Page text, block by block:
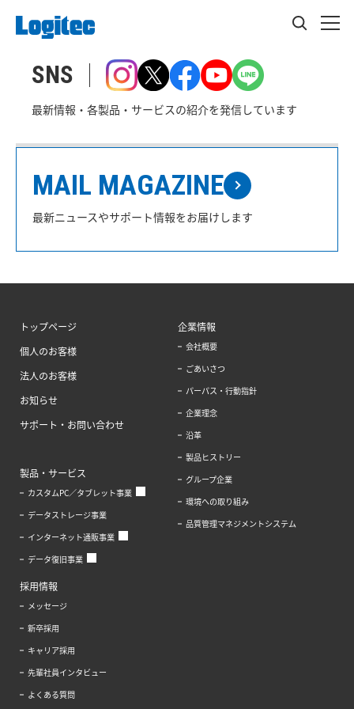
SNS
最新情報・各製品・サービスの紹介を発信しています
MAIL MAGAZINE
最新ニュースやサポート情報をお届けします
トップページ
個人のお客様
法人のお客様
お知らせ
サポート・お問い合わせ
製品・サービス
カスタムPC／タブレット事業
データストレージ事業
インターネット通販事業
データ復旧事業
企業情報
会社概要
ごあいさつ
パーパス・行動指針
企業理念
沿革
製品ヒストリー
グループ企業
環境への取り組み
品質管理マネジメントシステム
採用情報
メッセージ
新卒採用
キャリア採用
先輩社員インタビュー
よくある質問